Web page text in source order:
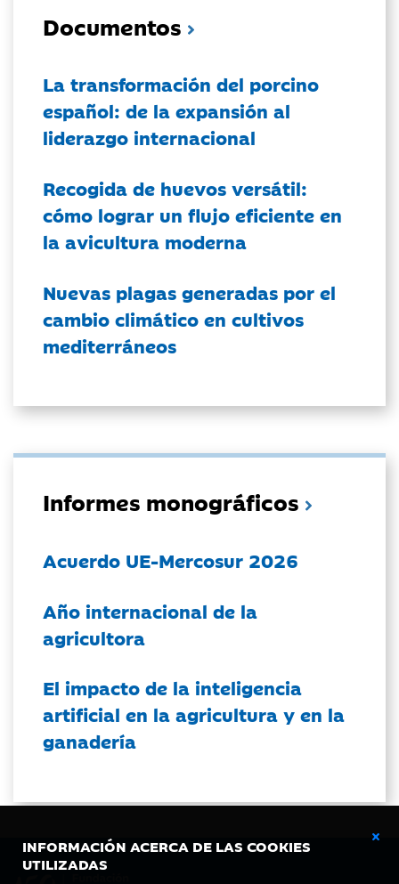
INFORMACIÓN ACERCA DE LAS COOKIES
UTILIZADAS
Documentos
La transformación del porcino
español: de la expansión al
liderazgo internacional
Recogida de huevos versátil:
cómo lograr un flujo eficiente en
la avicultura moderna
Nuevas plagas generadas por el
cambio climático en cultivos
mediterráneos
Informes monográficos
Acuerdo UE-Mercosur 2026
Año internacional de la
agricultora
El impacto de la inteligencia
artificial en la agricultura y en la
ganadería